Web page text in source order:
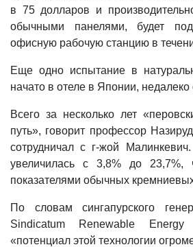
в 75 долларов и
обычными панелями, будет
офисную рабочую станцию ​​в
Еще одно испытание в
начато в отеле в Японии, недалеко
Всего за несколько лет
путь», говорит профессор
сотрудничал с г-жой
увеличилась с 3,8% до 23,7%,
показателями обычных
По словам сингапурского
Sindicatum Renewable Energy
«потенциал этой технологии